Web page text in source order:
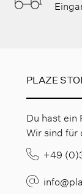
PLAZE
Du hast ein
Wir sind für
+49